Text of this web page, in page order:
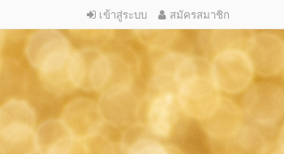
เข้าสู่ระบบ สมัครสมาชิก